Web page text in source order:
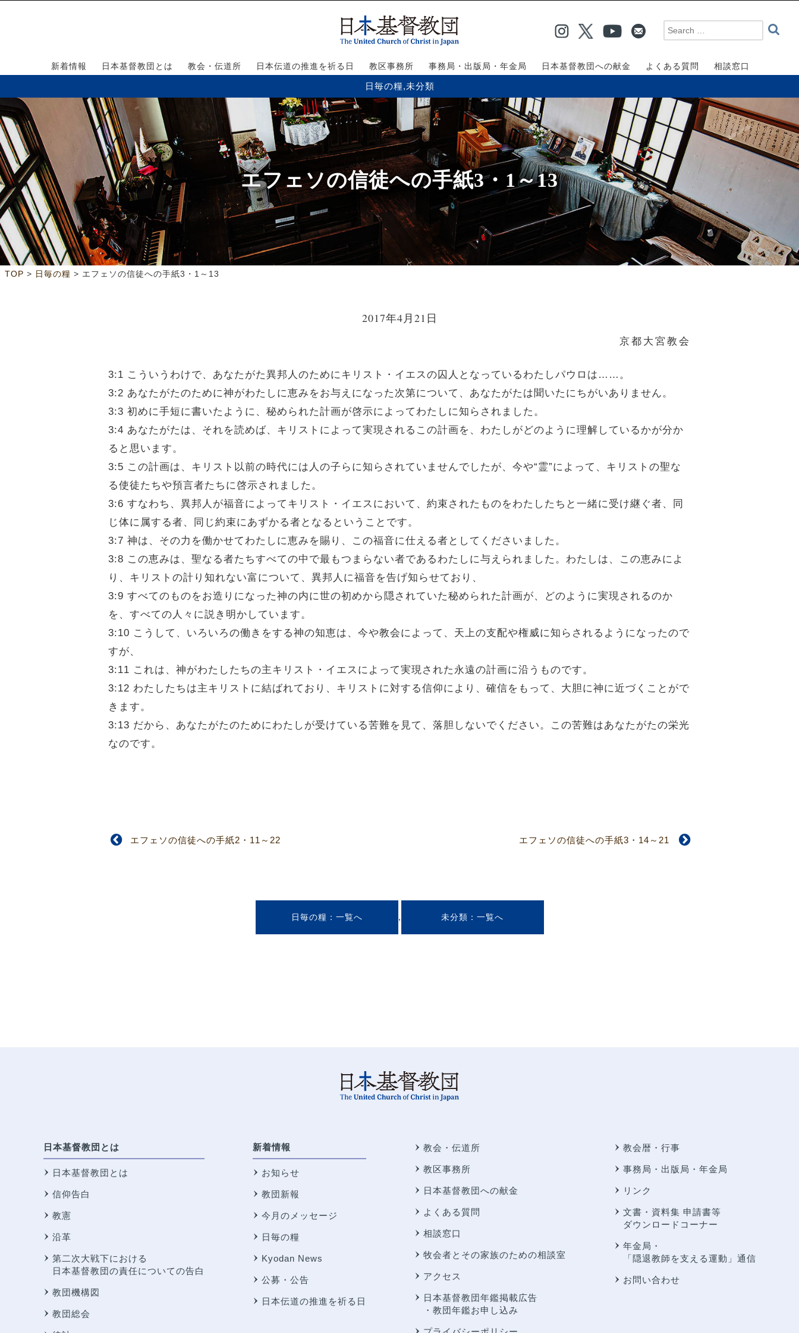
新着情報 日本基督教団とは 教会・伝道所 日本伝道の推進を祈る日 教区事務所 事務局・出版局・年金局 日本基督教団への献金 よくある質問 相談窓口
日毎の糧,未分類
エフェソの信徒への手紙3・1～13
TOP > 日毎の糧 > エフェソの信徒への手紙3・1～13
2017年4月21日
京都大宮教会
3:1 こういうわけで、あなたがた異邦人のためにキリスト・イエスの囚人となっているわたしパウロは……。
3:2 あなたがたのために神がわたしに恵みをお与えになった次第について、あなたがたは聞いたにちがいありません。
3:3 初めに手短に書いたように、秘められた計画が啓示によってわたしに知らされました。
3:4 あなたがたは、それを読めば、キリストによって実現されるこの計画を、わたしがどのように理解しているかが分か
ると思います。
3:5 この計画は、キリスト以前の時代には人の子らに知らされていませんでしたが、今や“霊”によって、キリストの聖な
る使徒たちや預言者たちに啓示されました。
3:6 すなわち、異邦人が福音によってキリスト・イエスにおいて、約束されたものをわたしたちと一緒に受け継ぐ者、同
じ体に属する者、同じ約束にあずかる者となるということです。
3:7 神は、その力を働かせてわたしに恵みを賜り、この福音に仕える者としてくださいました。
3:8 この恵みは、聖なる者たちすべての中で最もつまらない者であるわたしに与えられました。わたしは、この恵みによ
り、キリストの計り知れない富について、異邦人に福音を告げ知らせており、
3:9 すべてのものをお造りになった神の内に世の初めから隠されていた秘められた計画が、どのように実現されるのか
を、すべての人々に説き明かしています。
3:10 こうして、いろいろの働きをする神の知恵は、今や教会によって、天上の支配や権威に知らされるようになったので
すが、
3:11 これは、神がわたしたちの主キリスト・イエスによって実現された永遠の計画に沿うものです。
3:12 わたしたちは主キリストに結ばれており、キリストに対する信仰により、確信をもって、大胆に神に近づくことがで
きます。
3:13 だから、あなたがたのためにわたしが受けている苦難を見て、落胆しないでください。この苦難はあなたがたの栄光
なのです。
エフェソの信徒への手紙2・11～22 エフェソの信徒への手紙3・14～21
日毎の糧 , 未分類
日本基督教団とは
日本基督教団とは
信仰告白
教憲
沿革
第二次大戦下における
日本基督教団の責任についての告白
教団機構図
教団総会
新着情報
お知らせ
教団新報
今月のメッセージ
日毎の糧
Kyodan News
公募・公告
日本伝道の推進を祈る日
教会・伝道所
教区事務所
日本基督教団への献金
よくある質問
相談窓口
牧会者とその家族のための相談室
アクセス
日本基督教団年鑑掲載広告
・教団年鑑お申し込み
教会暦・行事
事務局・出版局・年金局
リンク
文書・資料集 申請書等
ダウンロードコーナー
年金局・
「隠退教師を支える運動」通信
お問い合わせ